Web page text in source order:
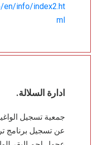
en/info/index2.ht
ml
ادارة السلالة.
جمعية تسجيل
عن تسجيل برنامج